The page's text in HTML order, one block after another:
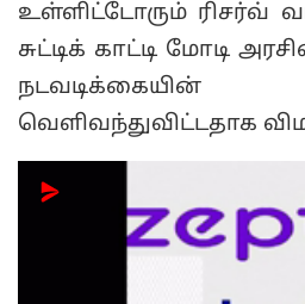
உள்ளிட்டோரும் ரிசர்வ்
சுட்டிக் காட்டி மோடி
வெளிவந்துவிட்டதாக